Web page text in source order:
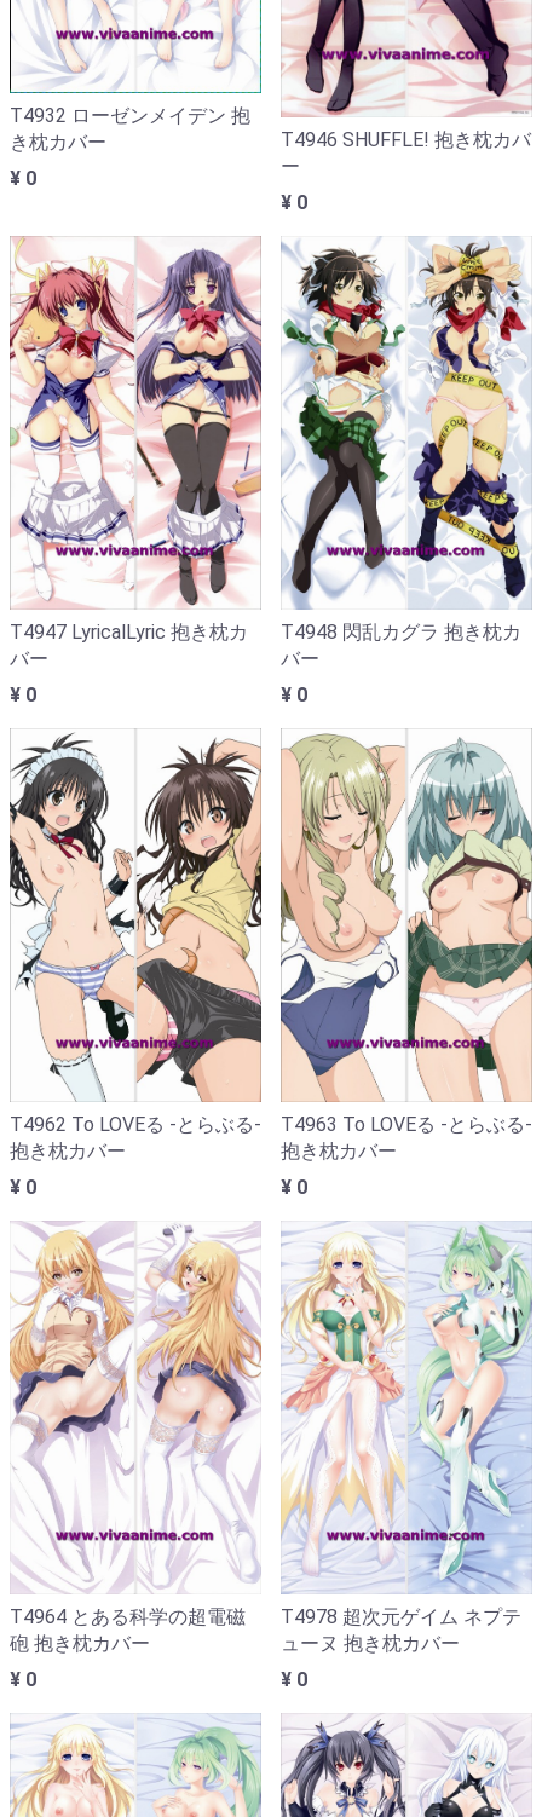
T4932 ローゼンメイデン 抱
き枕カバー
¥ 0
T4946 SHUFFLE! 抱き枕カバ
ー
¥ 0
T4947 LyricalLyric 抱き枕カ
バー
¥ 0
T4948 閃乱カグラ 抱き枕カ
バー
¥ 0
T4962 To LOVEる -とらぶる-
抱き枕カバー
¥ 0
T4963 To LOVEる -とらぶる-
抱き枕カバー
¥ 0
T4964 とある科学の超電磁
砲 抱き枕カバー
¥ 0
T4978 超次元ゲイム ネプテ
ューヌ 抱き枕カバー
¥ 0